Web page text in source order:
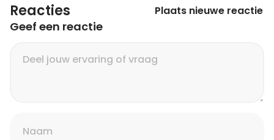
Reacties Plaats nieuwe reactie
Geef een reactie